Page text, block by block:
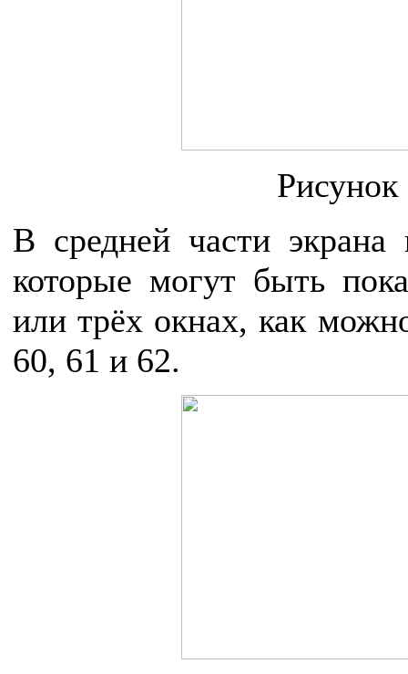
Рисунок
В средней части
которые могут быть
или трёх окнах, как
60, 61 и 62.